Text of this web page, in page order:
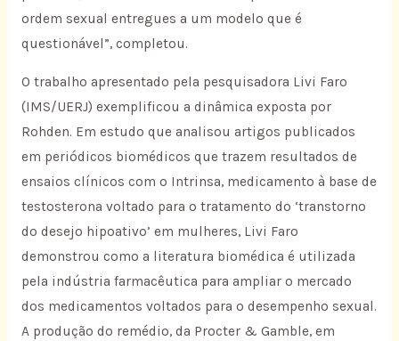
ordem sexual entregues a um modelo que é
questionável”, completou.
O trabalho apresentado pela pesquisadora Livi Faro
(IMS/UERJ) exemplificou a dinâmica exposta por
Rohden. Em estudo que analisou artigos publicados
em periódicos biomédicos que trazem resultados de
ensaios clínicos com o Intrinsa, medicamento à base de
testosterona voltado para o tratamento do ‘transtorno
do desejo hipoativo’ em mulheres, Livi Faro
demonstrou como a literatura biomédica é utilizada
pela indústria farmacêutica para ampliar o mercado
dos medicamentos voltados para o desempenho sexual.
A produção do remédio, da Procter & Gamble, em